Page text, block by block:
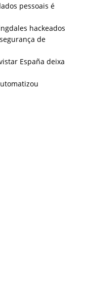
pessoais é
hackeados
de
España deixa